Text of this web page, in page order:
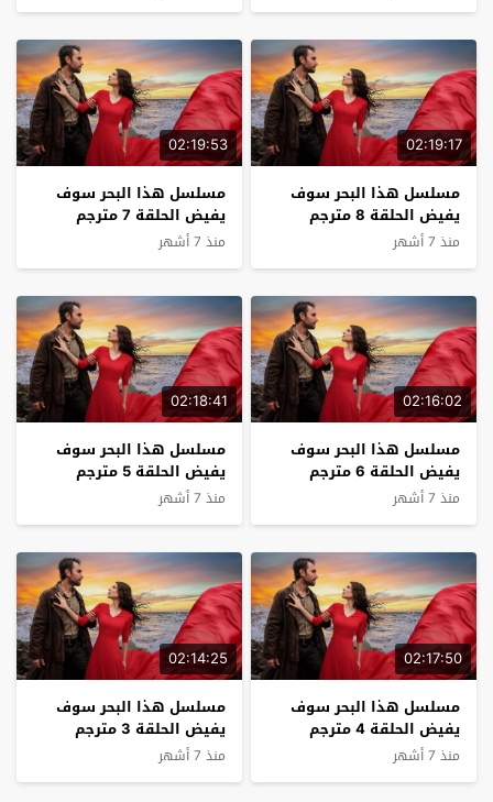
02:19:17
مسلسل هذا البحر سوف
يفيض الحلقة 8 مترجم
منذ 7 أشهر
02:19:53
مسلسل هذا البحر سوف
يفيض الحلقة 7 مترجم
منذ 7 أشهر
02:16:02
مسلسل هذا البحر سوف
يفيض الحلقة 6 مترجم
منذ 7 أشهر
02:18:41
مسلسل هذا البحر سوف
يفيض الحلقة 5 مترجم
منذ 7 أشهر
02:17:50
مسلسل هذا البحر سوف
يفيض الحلقة 4 مترجم
منذ 7 أشهر
02:14:25
مسلسل هذا البحر سوف
يفيض الحلقة 3 مترجم
منذ 7 أشهر